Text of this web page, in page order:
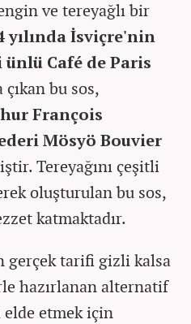
ve tereyağlı bir
yılında İsviçre'nin
Café de Paris
bu sos,
François
Mösyö Bouvier
Tereyağını çeşitli
oluşturulan bu sos,
katmaktadır.
gerçek tarifi gizli kalsa
hazırlanan alternatif
etmek için